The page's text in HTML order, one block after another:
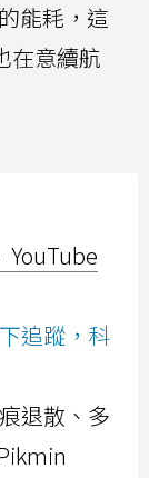
能耗，這
在意續航
YouTube
追蹤，科
退散、多